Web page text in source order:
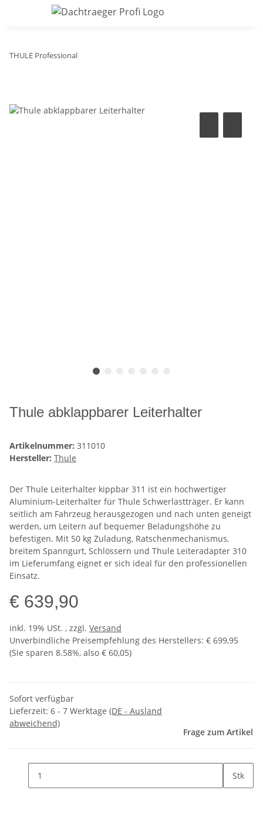
THULE Professional
Thule abklappbarer Leiterhalter
Artikelnummer: 311010
Hersteller: Thule
Der Thule Leiterhalter kippbar 311 ist ein hochwertiger
Aluminium-Leiterhalter für Thule Schwerlastträger. Er kann
seitlich am Fahrzeug herausgezogen und nach unten geneigt
werden, um Leitern auf bequemer Beladungshöhe zu
befestigen. Mit 50 kg Zuladung, Ratschenmechanismus,
breitem Spanngurt, Schlössern und Thule Leiteradapter 310
im Lieferumfang eignet er sich ideal für den professionellen
Einsatz.
€ 639,90
inkl. 19% USt. , zzgl. Versand
Unverbindliche Preisempfehlung des Herstellers: € 699,95
(Sie sparen 8.58%, also € 60,05)
Sofort verfügbar
Lieferzeit: 6 - 7 Werktage (DE - Ausland
abweichend)
Frage zum Artikel
Stk